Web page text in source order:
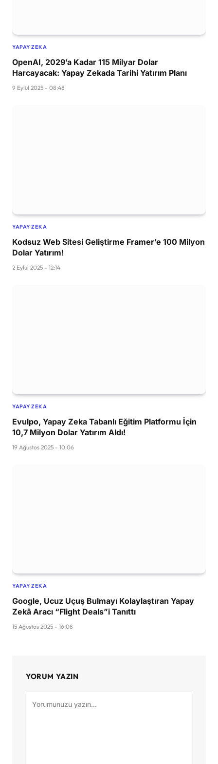
YAPAY ZEKA
OpenAI, 2029’a Kadar 115 Milyar Dolar
Harcayacak: Yapay Zekada Tarihi Yatırım Planı
9 Eylül 2025 - 08:48
YAPAY ZEKA
Kodsuz Web Sitesi Geliştirme Framer’e 100 Milyon
Dolar Yatırım!
2 Eylül 2025 - 12:14
YAPAY ZEKA
Evulpo, Yapay Zeka Tabanlı Eğitim Platformu İçin
10,7 Milyon Dolar Yatırım Aldı!
19 Ağustos 2025 - 10:06
YAPAY ZEKA
Google, Ucuz Uçuş Bulmayı Kolaylaştıran Yapay
Zekâ Aracı “Flight Deals”i Tanıttı
15 Ağustos 2025 - 16:08
YORUM YAZIN